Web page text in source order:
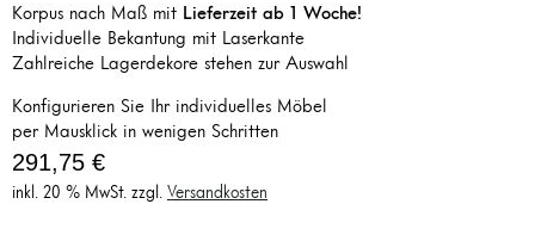
Korpus nach Maß mit Lieferzeit ab 1 Woche!
Individuelle Bekantung mit Laserkante
Zahlreiche Lagerdekore stehen zur Auswahl
Konfigurieren Sie Ihr individuelles Möbel
per Mausklick in wenigen Schritten
291,75 €
inkl. 20 % MwSt. zzgl. Versandkosten